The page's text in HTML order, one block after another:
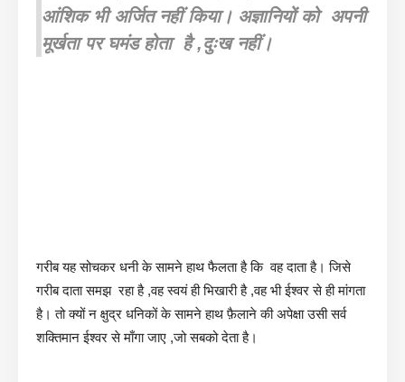
आंशिक भी अर्जित नहीं किया। अज्ञानियों को अपनी
मूर्खता पर घमंड होता है ,दुःख नहीं।
गरीब यह सोचकर धनी के सामने हाथ फैलता है कि वह दाता है। जिसे
गरीब दाता समझ रहा है ,वह स्वयं ही भिखारी है ,वह भी ईश्वर से ही मांगता
है। तो क्यों न क्षुद्र धनिकों के सामने हाथ फ़ैलाने की अपेक्षा उसी सर्व
शक्तिमान ईश्वर से माँगा जाए ,जो सबको देता है।